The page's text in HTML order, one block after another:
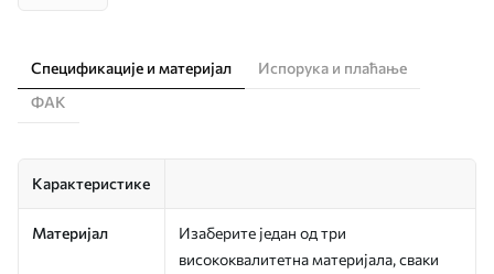
Спецификације и материјал
Испорука и плаћање
ФАК
Карактеристике
Материјал
Изаберите један од три
висококвалитетна материјала, сваки